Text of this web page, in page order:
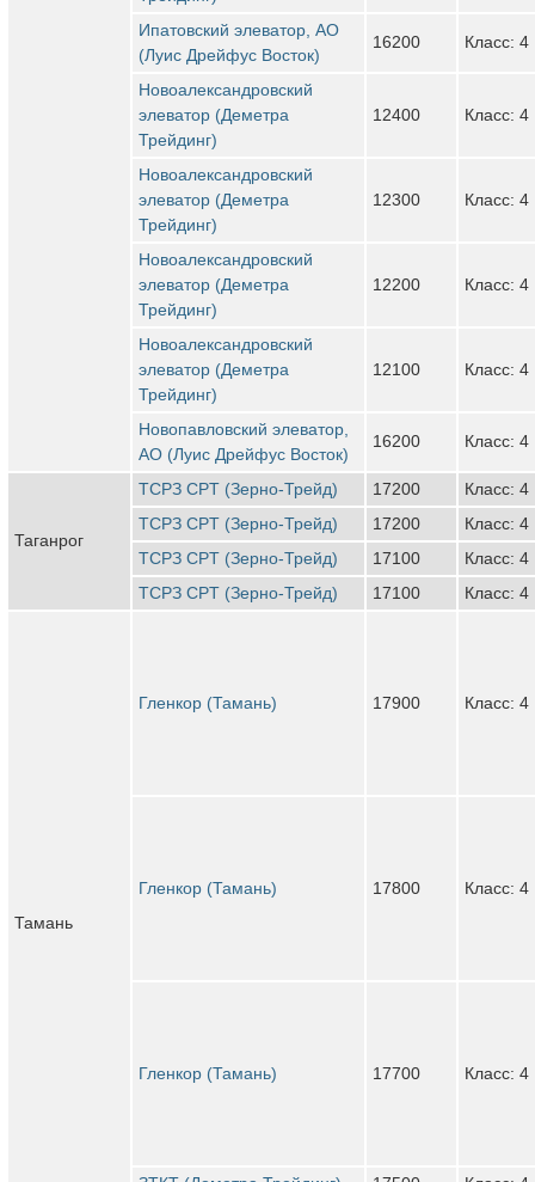
Ипатовский элеватор, АО
(Луис Дрейфус Восток)
16200 Класс: 4
Новоалександровский
элеватор (Деметра
Трейдинг)
12400 Класс: 4
Новоалександровский
элеватор (Деметра
Трейдинг)
12300 Класс: 4
Новоалександровский
элеватор (Деметра
Трейдинг)
12200 Класс: 4
Новоалександровский
элеватор (Деметра
Трейдинг)
12100 Класс: 4
Новопавловский элеватор,
АО (Луис Дрейфус Восток)
16200 Класс: 4
Таганрог
ТСРЗ CPT (Зерно-Трейд) 17200
Класс: 4
ТСРЗ CPT (Зерно-Трейд)
17200
Класс: 4
ТСРЗ CPT (Зерно-Трейд)
17100
Класс: 4
ТСРЗ CPT (Зерно-Трейд)
17100 Класс: 4
Тамань
Гленкор (Тамань) 17900 Класс: 4
Гленкор (Тамань) 17800 Класс: 4
Гленкор (Тамань) 17700 Класс: 4